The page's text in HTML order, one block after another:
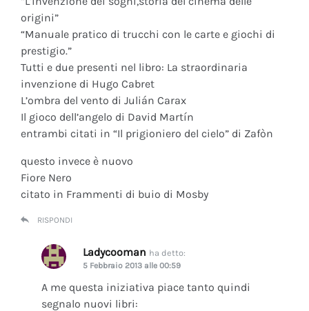
origini”
“Manuale pratico di trucchi con le carte e giochi di
prestigio.”
Tutti e due presenti nel libro: La straordinaria
invenzione di Hugo Cabret
L’ombra del vento di Julián Carax
Il gioco dell’angelo di David Martín
entrambi citati in “Il prigioniero del cielo” di Zafòn
questo invece è nuovo
Fiore Nero
citato in Frammenti di buio di Mosby
RISPONDI
Ladycooman ha detto:
5 Febbraio 2013 alle 00:59
A me questa iniziativa piace tanto quindi
segnalo nuovi libri: